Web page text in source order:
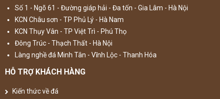
Số 1 - Ngõ 61 - Đường giáp hải - Đa tốn - Gia Lâm - Hà Nội
KCN Châu sơn - TP Phủ Lý - Hà Nam
KCN Thụy Vân - TP Việt Trì - Phú Thọ
Đông Trúc - Thạch Thất - Hà Nội
Làng nghề đá Minh Tân - Vĩnh Lộc - Thanh Hóa
HỖ TRỢ KHÁCH HÀNG
Kiến thức về đá